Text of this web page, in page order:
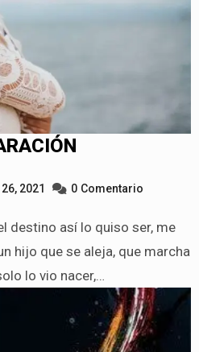
2021 0 Comentario
hijo que se aleja, que marcha
lo vio nacer,…